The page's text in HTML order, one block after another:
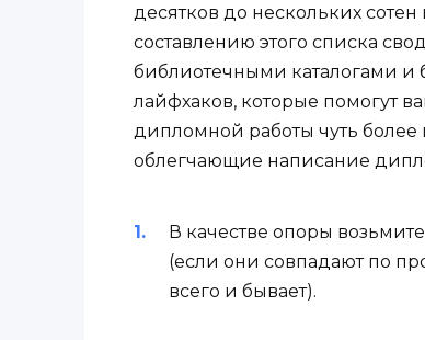
десятков до нескольких
составлению этого списка
библиотечными каталогами и
лайфхаков, которые помогут
дипломной работы чуть более
облегчающие написание
В качестве опоры
(если они совпадают по
всего и бывает).